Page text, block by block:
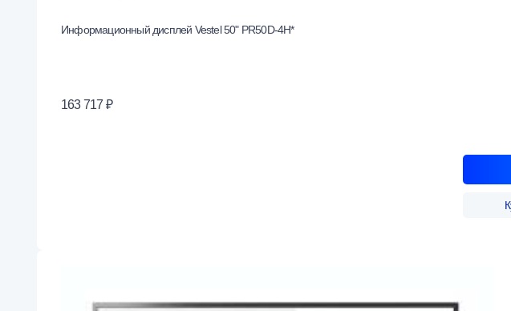
Информационный дисплей Vestel 50" PR50D-4H*
163 717 ₽